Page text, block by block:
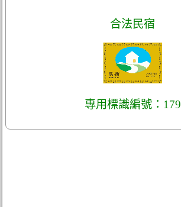
合法民宿
專用標識編號：179